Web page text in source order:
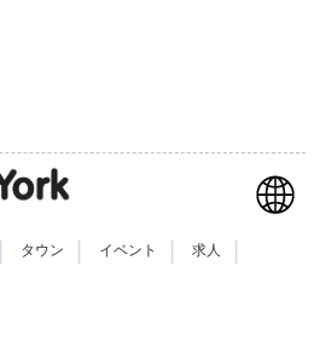
タウン イベント 求人